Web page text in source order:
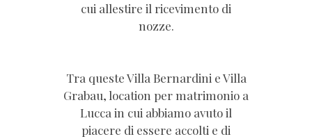
cui allestire il ricevimento di
nozze.
Tra queste Villa Bernardini e Villa
Grabau, location per matrimonio a
Lucca in cui abbiamo avuto il
piacere di essere accolti e di